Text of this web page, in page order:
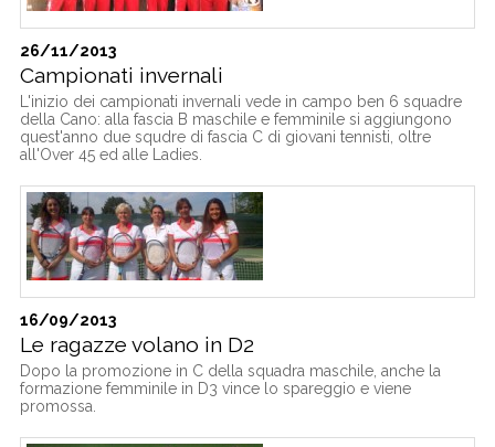
26/11/2013
Campionati invernali
L'inizio dei campionati invernali vede in campo ben 6 squadre
della Cano: alla fascia B maschile e femminile si aggiungono
quest'anno due squdre di fascia C di giovani tennisti, oltre
all'Over 45 ed alle Ladies.
16/09/2013
Le ragazze volano in D2
Dopo la promozione in C della squadra maschile, anche la
formazione femminile in D3 vince lo spareggio e viene
promossa.